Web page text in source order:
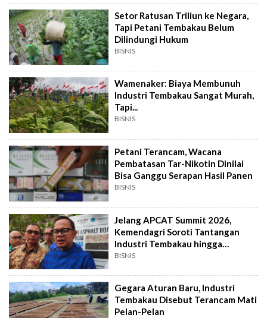
Setor Ratusan Triliun ke Negara,
Tapi Petani Tembakau Belum
Dilindungi Hukum
BISNIS
Wamenaker: Biaya Membunuh
Industri Tembakau Sangat Murah,
Tapi...
BISNIS
Petani Terancam, Wacana
Pembatasan Tar-Nikotin Dinilai
Bisa Ganggu Serapan Hasil Panen
BISNIS
Jelang APCAT Summit 2026,
Kemendagri Soroti Tantangan
Industri Tembakau hingga
Regenerasi Pimpinan
BISNIS
Gegara Aturan Baru, Industri
Tembakau Disebut Terancam Mati
Pelan-Pelan